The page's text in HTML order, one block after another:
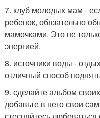
7. клуб молодых мам -
ребенок, обязательно
мамочками. Это не
энергией.
8. источники воды -
отличный способ
9. сделайте альбом
добавьте в него свои